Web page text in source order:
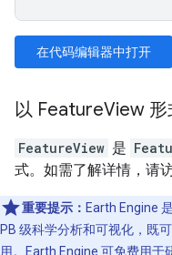
在代码编辑器中打开
以 FeatureView
FeatureView 是
式。如需了解详情，请
重要提示： Earth Engine
PB 级科学分析和可视化，既
用。Earth Engine 可免费用